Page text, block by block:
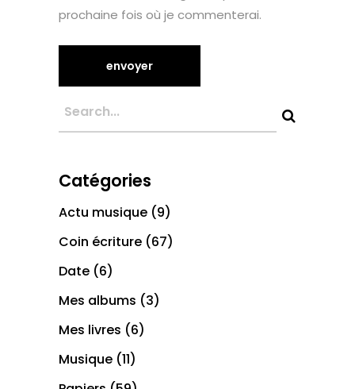
prochaine fois où je commenterai.
Catégories
Actu musique (9)
Coin écriture (67)
Date (6)
Mes albums (3)
Mes livres (6)
Musique (11)